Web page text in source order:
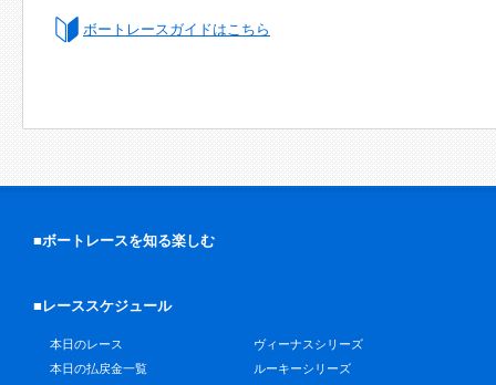
ボートレースガイドはこちら
■ボートレースを知る楽しむ
■レーススケジュール
本日のレース
本日の払戻金一覧
ヴィーナスシリーズ
ルーキーシリーズ